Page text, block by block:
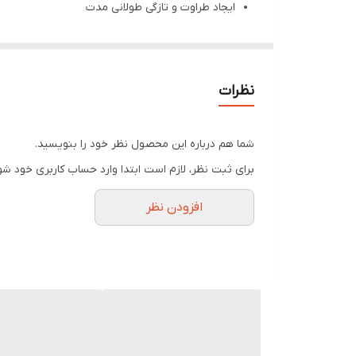
ایجاد طراوت و تازگی طولانی مدت
حاوی روغن درخت چای، زینک PCA ، ویتامین B5 ،آنتی اکسیدان و دارای رایحۀ محبوبنظرات
شما هم درباره این محصول نظر خود را بنویسید.
برای ثبت نظر، لازم است ابتدا وارد حساب کاربری خود
افزودن نظر